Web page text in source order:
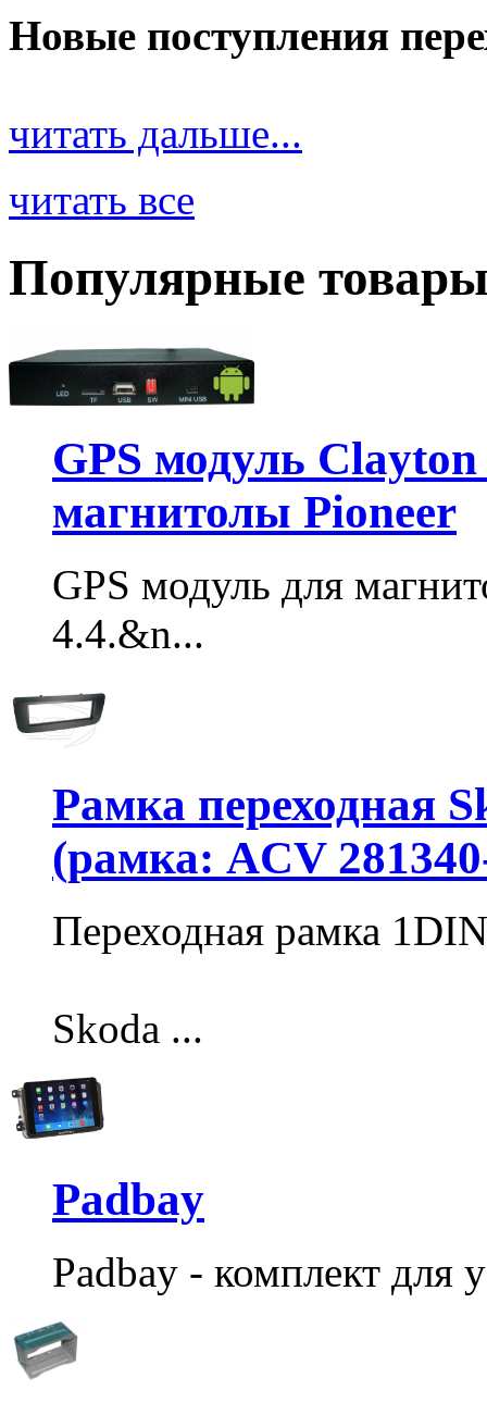
Новые поступления
читать дальше...
читать все
Популярные
GPS модуль
магнитолы Pioneer
GPS модуль для
4.4.&n...
Рамка переходная
(рамка: ACV
Переходная рамка 1DIN
Skoda ...
Padbay
Padbay - комплект для